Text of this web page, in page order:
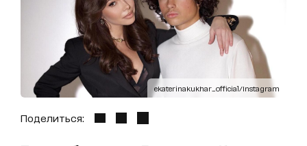
ekaterinakukhar_official/Instagram
Поделиться: